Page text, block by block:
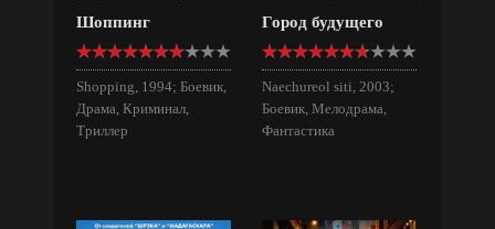
Шоппинг
Shopping, 1994; Боевик,
Драма, Криминал,
Триллер
Город будущего
Naechureol siti, 2003;
Боевик, Мелодрама,
Фантастика